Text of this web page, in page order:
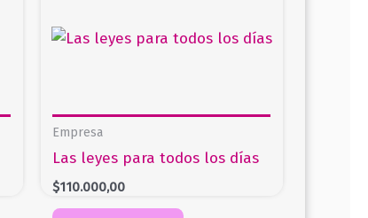
Empresa
Las leyes para todos los días
$110.000,00